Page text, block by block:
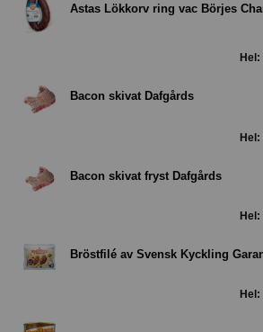
Astas Lökkorv ring vac Börjes
Hel:
Bacon skivat Dafgårds
Hel:
Bacon skivat fryst Dafgårds
Bröstfilé av Svensk Kyckling